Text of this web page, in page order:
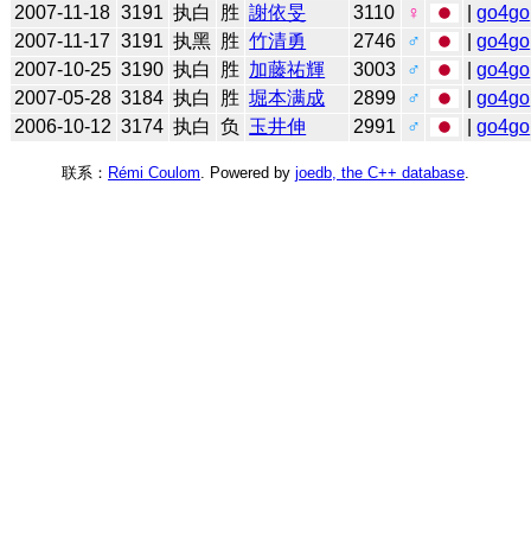
2007-11-18 3191 执白 胜 謝依旻 3110 ♀ |go4go
2007-11-17 3191 执黑 胜 竹清勇 2746 ♂ |go4go
2007-10-25 3190 执白 胜 加藤祐輝 3003 ♂ |go4go
2007-05-28 3184 执白 胜 堀本满成 2899 ♂ |go4go
2006-10-12 3174 执白 负 玉井伸 2991 ♂ |go4go
联系： Rémi Coulom . Powered by joedb, the C++ database